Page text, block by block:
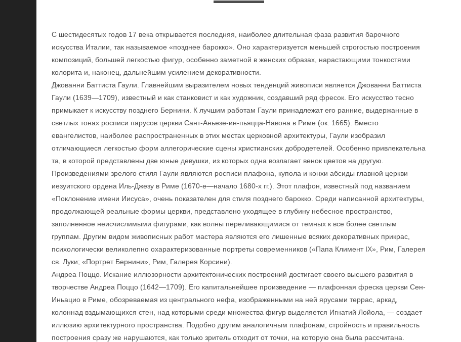
С шестидесятых годов 17 века открывается последняя, наиболее длительная фаза развития барочного
искусства Италии, так называемое «позднее барокко». Оно характеризуется меньшей строгостью построения
композиций, большей легкостью фигур, особенно заметной в женских образах, нарастающими тонкостями
колорита и, наконец, дальнейшим усилением декоративности.
Джованни Баттиста Гаули. Главнейшим выразителем новых тенденций живописи является Джованни Баттиста
Гаули (1639—1709), известный и как станковист и как художник, создавший ряд фресок. Его искусство тесно
примыкает к искусству позднего Бернини. К лучшим работам Гаули принадлежат его ранние, выдержанные в
светлых тонах росписи парусов церкви Сант-Аньезе-ин-пьяцца-Навона в Риме (ок. 1665). Вместо
евангелистов, наиболее распространенных в этих местах церковной архитектуры, Гаули изобразил
отличающиеся легкостью форм аллегорические сцены христианских добродетелей. Особенно привлекательна
та, в которой представлены две юные девушки, из которых одна возлагает венок цветов на другую.
Произведениями зрелого стиля Гаули являются росписи плафона, купола и конхи абсиды главной церкви
иезуитского ордена Иль-Джезу в Риме (1670-е—начало 1680-х гг.). Этот плафон, известный под названием
«Поклонение имени Иисуса», очень показателен для стиля позднего барокко. Среди написанной архитектуры,
продолжающей реальные формы церкви, представлено уходящее в глубину небесное пространство,
заполненное неисчислимыми фигурами, как волны переливающимися от темных к все более светлым
группам. Другим видом живописных работ мастера являются его лишенные всяких декоративных прикрас,
психологически великолепно охарактеризованные портреты современников («Папа Климент IX», Рим, Галерея
св. Луки; «Портрет Бернини», Рим, Галерея Корсини).
Андреа Поццо. Искание иллюзорности архитектонических построений достигает своего высшего развития в
творчестве Андреа Поццо (1642—1709). Его капитальнейшее произведение — плафонная фреска церкви Сен-
Иньацио в Риме, обозреваемая из центрального нефа, изображенными на ней ярусами террас, аркад,
колоннад вздымающихся стен, над которыми среди множества фигур выделяется Игнатий Лойола, — создает
иллюзию архитектурного пространства. Подобно другим аналогичным плафонам, стройность и правильность
построения сразу же нарушаются, как только зритель отходит от точки, на которую она была рассчитана.